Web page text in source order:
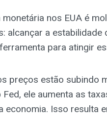
nos EUA é
alcançar a
para atingir
preços estão subindo
Fed, ele aumenta as
economia. Isso resulta